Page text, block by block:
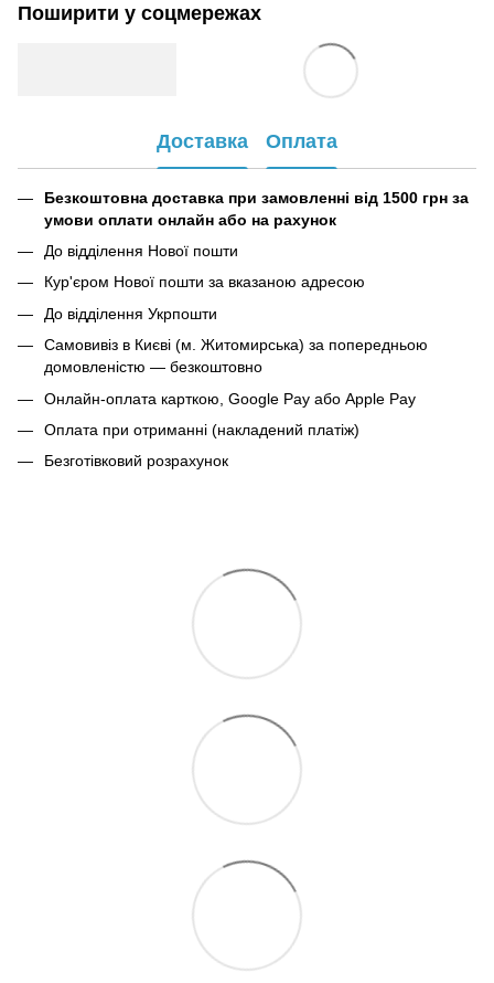
Поширити у соцмережах
Доставка Оплата
Безкоштовна доставка при замовленні від 1500 грн за
умови оплати онлайн або на рахунок
До відділення Нової пошти
Кур'єром Нової пошти за вказаною адресою
До відділення Укрпошти
Самовивіз в Києві (м. Житомирська) за попередньою
домовленістю — безкоштовно
Онлайн-оплата карткою, Google Pay або Apple Pay
Оплата при отриманні (накладений платіж)
Безготівковий розрахунок